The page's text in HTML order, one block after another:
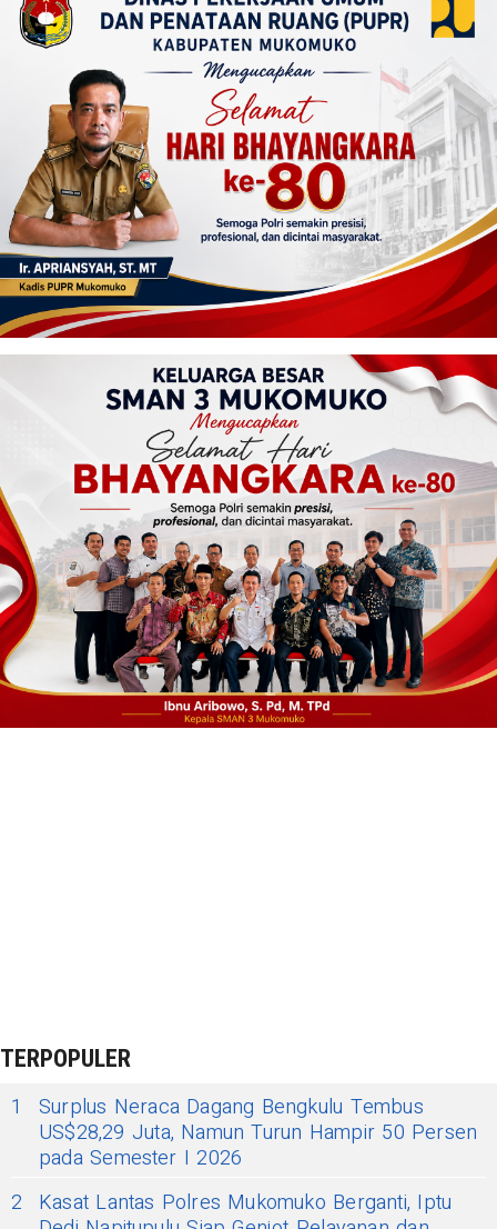
TERPOPULER
1
Surplus Neraca Dagang Bengkulu Tembus
US$28,29 Juta, Namun Turun Hampir 50 Persen
pada Semester I 2026
2
Kasat Lantas Polres Mukomuko Berganti, Iptu